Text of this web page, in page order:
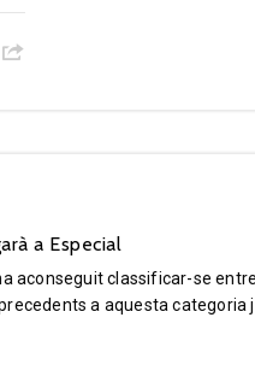
a Especial
aconseguit classificar-se
a aquesta